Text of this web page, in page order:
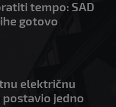
tempo: SAD
gotovo
električnu
jedno